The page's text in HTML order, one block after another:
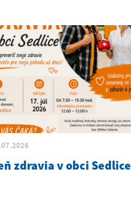
zdravia v obci Sedlice